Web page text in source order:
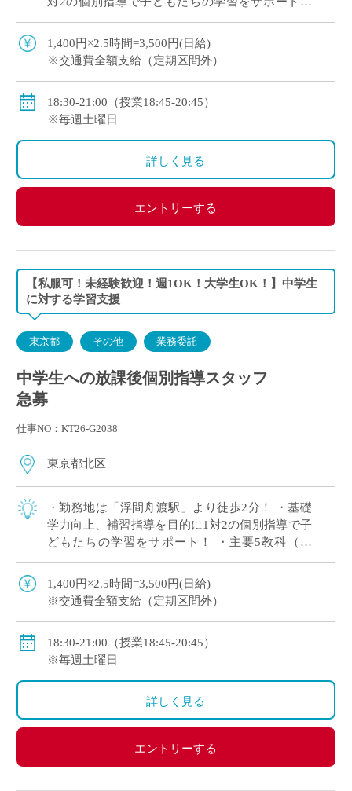
・主要5教科（国語・数学・英語・理科・社会）
の中で得意な1教科からの指導でOK！
1,400円×2.5時間=3,500円(日給)
※交通費全額支給（定期区間外）
18:30-21:00（授業18:45-20:45）
※毎週土曜日
詳しく見る
エントリーする
【私服可！未経験歓迎！週1OK！大学生OK！】中学生
に対する学習支援
東京都 その他 業務委託
中学生への放課後個別指導スタッフ
急募
仕事NO：KT26-G2038
東京都北区
・勤務地は「浮間舟渡駅」より徒歩2分！ ・基礎
学力向上、補習指導を目的に1対2の個別指導で子
どもたちの学習をサポート！ ・主要5教科（国
語・数学・英語・理科・社会）の中で得意な1教
科からの指導でOK！
1,400円×2.5時間=3,500円(日給)
※交通費全額支給（定期区間外）
18:30-21:00（授業18:45-20:45）
※毎週土曜日
詳しく見る
エントリーする